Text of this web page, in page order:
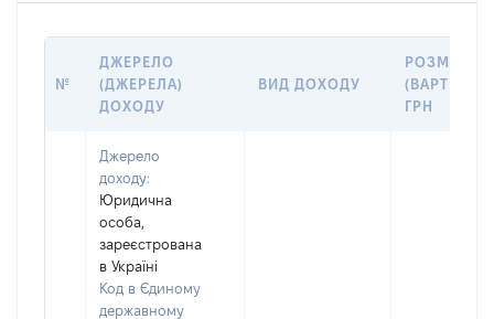
№
ДЖЕРЕЛО
(ДЖЕРЕЛА)
ДОХОДУ
ВИД ДОХОДУ
РОЗМІР
(ВАРТІСТЬ),
ГРН
Джерело
доходу:
Юридична
особа,
зареєстрована
в Україні
Код в Єдиному
державному